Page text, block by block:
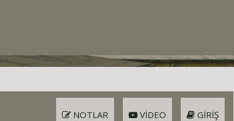
GIRIŞ
VIDEO
NOTLAR